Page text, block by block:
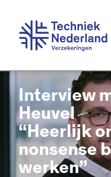
Interview
Heuvel
“Heerlijk
nonsense
werken”